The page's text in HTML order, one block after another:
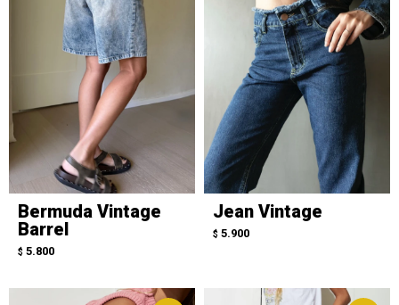
Bermuda Vintage
Barrel
$ 5.800
Jean Vintage
$ 5.900